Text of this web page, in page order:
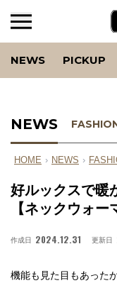
NEWS PICKUP
NEWS
HOME › NEWS ›
好ルックスで暖
【ネックウォー
作成日 2024.12.31 更新日
機能も見た目もあった